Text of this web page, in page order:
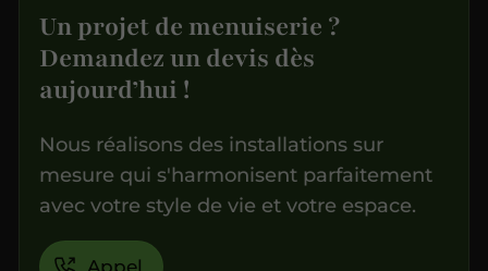
Un projet de menuiserie ?
Demandez un devis dès
aujourd’hui !
Nous réalisons des installations sur
mesure qui s'harmonisent parfaitement
avec votre style de vie et votre espace.
Appel